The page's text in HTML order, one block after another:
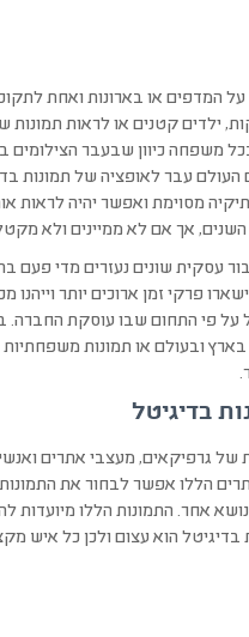
המדפים או בארונות ואחת
ילדים קטנים או לראות
משפחה כיוון שבעבר הצילומים
העולם עבר לאופציה של תמונות
מסוימת ואפשר יהיה לראות
אך אם לא ממיינים ולא
עסקית שונים נעזרים מדי פעם
פרקי זמן ארוכים יותר
על פי התחום שבו עוסקת
בארץ ובעולם או תמונות
בדיגיטל
גרפיקאים, מעצבי אתרים
הללו אפשר לבחור את
אחר. התמונות הללו מיועדות
בדיגיטל הוא עצום ולכן כל איש